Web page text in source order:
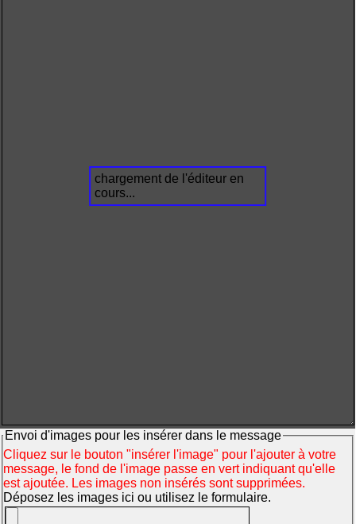
chargement de l'éditeur en
cours...
Envoi d'images pour les insérer dans le message
Cliquez sur le bouton "insérer l'image" pour l'ajouter à votre
message, le fond de l'image passe en vert indiquant qu'elle
est ajoutée. Les images non insérés sont supprimées.
Déposez les images ici ou utilisez le formulaire.